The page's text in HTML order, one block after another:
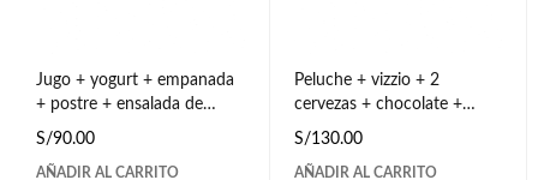
Jugo + yogurt + empanada
+ postre + ensalada de
frutas + chocolate ferrero
S/90.00
AÑADIR AL CARRITO
Peluche + vizzio + 2
cervezas + chocolate +
globo burbuja en bandeja
S/130.00
AÑADIR AL CARRITO